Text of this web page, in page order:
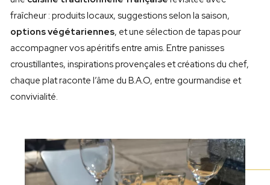
fraîcheur : produits locaux, suggestions selon la saison,
options végétariennes, et une sélection de tapas pour
accompagner vos apéritifs entre amis. Entre panisses
croustillantes, inspirations provençales et créations du chef,
chaque plat raconte l’âme du B.A.O, entre gourmandise et
convivialité.